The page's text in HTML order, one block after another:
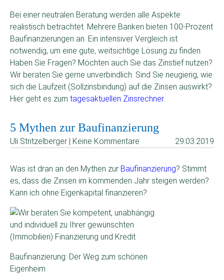
Bei einer neutralen Beratung werden alle Aspekte
realistisch betrachtet. Mehrere Banken bieten 100-Prozent
Baufinanzierungen an. Ein intensiver Vergleich ist
notwendig, um eine gute, weitsichtige Lösung zu finden.
Haben Sie Fragen? Möchten auch Sie das Zinstief nutzen?
Wir beraten Sie gerne unverbindlich. Sind Sie neugierig, wie
sich die Laufzeit (Sollzinsbindung) auf die Zinsen auswirkt?
Hier geht es zum tagesaktuellen Zinsrechner.
5 Mythen zur Baufinanzierung
Uli Stritzelberger | Keine Kommentare 29.03.2019
Was ist dran an den Mythen zur Baufinanzierung? Stimmt
es, dass die Zinsen im kommenden Jahr steigen werden?
Kann ich ohne Eigenkapital finanzieren?
Baufinanzierung: Der Weg zum schönen
Eigenheim